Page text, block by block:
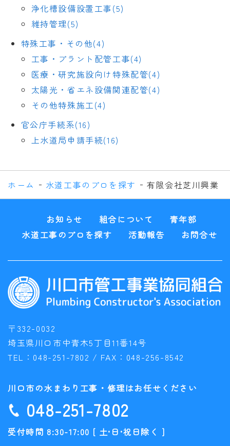
浄化槽設備設置工事(5)
維持管理(5)
特殊工事・その他(4)
工事・プラント配管工事(4)
医療・研究施設向け特殊配管(4)
太陽光・省エネ設備関連配管(4)
その他特殊施工(4)
官公庁手続系(16)
上水道局申請手続(16)
ホーム 水道工事のプロを探す 有限会社芝川興業
お知らせ 組合について
青年部
水道工事のプロを探す
活動報告 お問合せ
〒332-0032
埼玉県川口市中青木5丁目11番14号
TEL： 048-251-7802 / FAX： 048-256-8542
川口市の水まわり工事・修理はお任せください
048-251-7802
受付時間 8:30-17:00 [ 土•日•祝日除く ]